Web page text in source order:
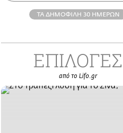
ΤΑ ΔΗΜΟΦΙΛΗ 30 ΗΜΕΡΩΝ
ΕΠΙΛΟΓΕΣ
από το Lifo.gr